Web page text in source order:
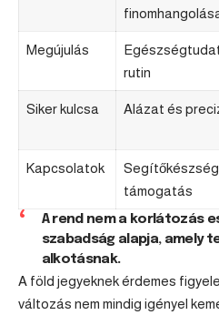
Megújulás
rutin
Siker kulcsa Alázat és
Kapcsolatok
támogatás
A rend nem a korlátozás
szabadság alapja, amely
alkotásnak.
A föld jegyeknek érdemes
változás nem mindig igényel